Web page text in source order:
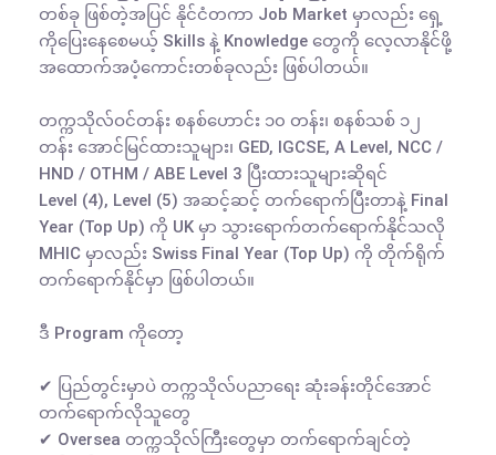
တစ်ခု ဖြစ်တဲ့အပြင် နိုင်ငံတကာ Job Market မှာလည်း ရှေ့
ကိုပြေးနေစေမယ့် Skills နဲ့ Knowledge တွေကို လေ့လာနိုင်ဖို့
အထောက်အပံ့ကောင်းတစ်ခုလည်း ဖြစ်ပါတယ်။
တက္ကသိုလ်ဝင်တန်း စနစ်ဟောင်း ၁၀ တန်း၊ စနစ်သစ် ၁၂
တန်း အောင်မြင်ထားသူများ၊ GED, IGCSE, A Level, NCC /
HND / OTHM / ABE Level 3 ပြီးထားသူများဆိုရင်
Level (4), Level (5) အဆင့်ဆင့် တက်ရောက်ပြီးတာနဲ့ Final
Year (Top Up) ကို UK မှာ သွားရောက်တက်ရောက်နိုင်သလို
MHIC မှာလည်း Swiss Final Year (Top Up) ကို တိုက်ရိုက်
တက်ရောက်နိုင်မှာ ဖြစ်ပါတယ်။
ဒီ Program ကိုတော့
✔ ပြည်တွင်းမှာပဲ တက္ကသိုလ်ပညာရေး ဆုံးခန်းတိုင်အောင်
တက်ရောက်လိုသူတွေ
✔ Oversea တက္ကသိုလ်ကြီးတွေမှာ တက်ရောက်ချင်တဲ့